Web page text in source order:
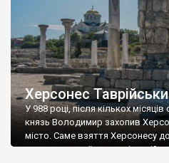
Херсонес
У 988 році, після кількох
князь Володимир захопив
місто. Саме взяття Херсонесу
диктувати свої умови